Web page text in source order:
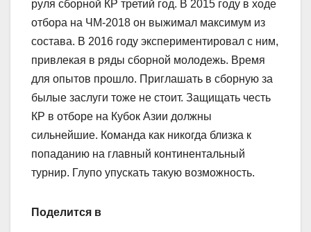
руля сборной КР третий год. В 2015 году в ходе
отбора на ЧМ-2018 он выжимал максимум из
состава. В 2016 году экспериментировал с ним,
привлекая в ряды сборной молодежь. Время
для опытов прошло. Приглашать в сборную за
былые заслуги тоже не стоит. Защищать честь
КР в отборе на Кубок Азии должны
сильнейшие. Команда как никогда близка к
попаданию на главный континентальный
турнир. Глупо упускать такую возможность.
Поделится в